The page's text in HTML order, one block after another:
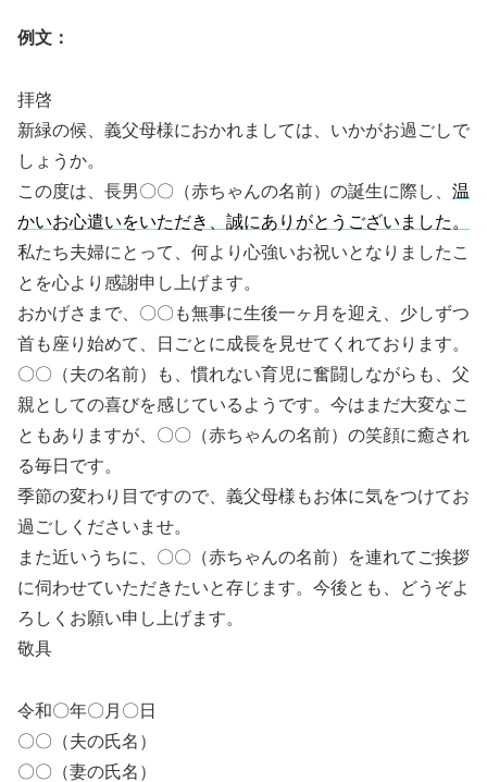
例文：
拝啓
新緑の候、義父母様におかれましては、いかがお過ごしで
しょうか。
この度は、長男〇〇（赤ちゃんの名前）の誕生に際し、 温
かいお心遣いをいただき、誠にありがとうございました。
私たち夫婦にとって、何より心強いお祝いとなりましたこ
とを心より感謝申し上げます。
おかげさまで、〇〇も無事に生後一ヶ月を迎え、少しずつ
首も座り始めて、日ごとに成長を見せてくれております。
〇〇（夫の名前）も、慣れない育児に奮闘しながらも、父
親としての喜びを感じているようです。今はまだ大変なこ
ともありますが、〇〇（赤ちゃんの名前）の笑顔に癒され
る毎日です。
季節の変わり目ですので、義父母様もお体に気をつけてお
過ごしくださいませ。
また近いうちに、〇〇（赤ちゃんの名前）を連れてご挨拶
に伺わせていただきたいと存じます。今後とも、どうぞよ
ろしくお願い申し上げます。
敬具
令和〇年〇月〇日
〇〇（夫の氏名）
〇〇（妻の氏名）